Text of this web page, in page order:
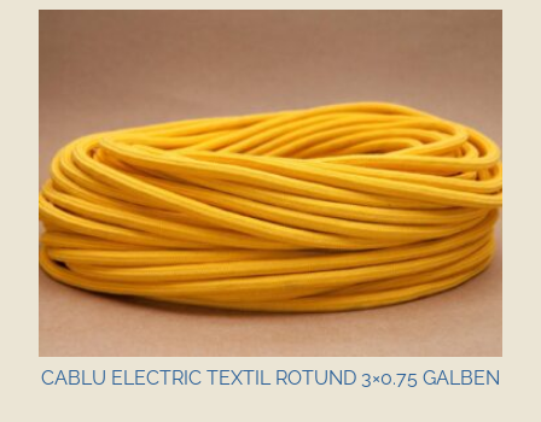
CABLU ELECTRIC TEXTIL ROTUND 3×0.75 GALBEN